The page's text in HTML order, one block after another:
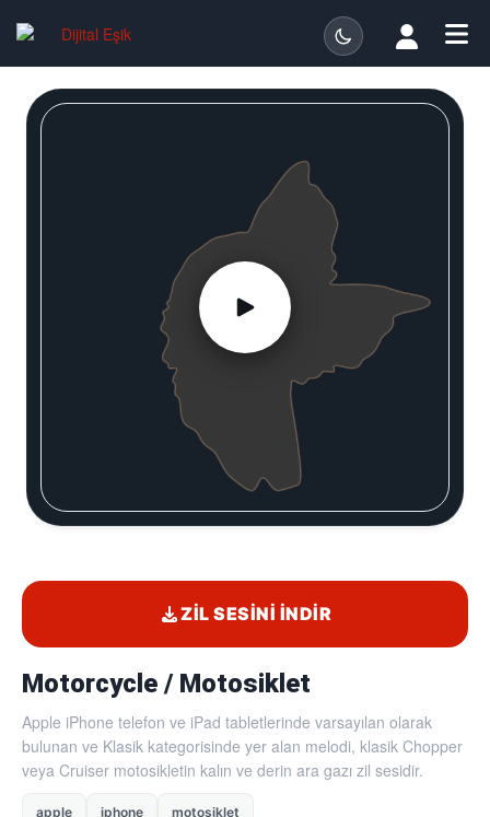
Motorcycle / Motosiklet
Apple iPhone telefon ve iPad tabletlerinde varsayılan olarak
bulunan ve Klasik kategorisinde yer alan melodi, klasik Chopper
veya Cruiser motosikletin kalın ve derin ara gazı zil sesidir.
apple iphone motosiklet
ZIL SESINI İNDIR